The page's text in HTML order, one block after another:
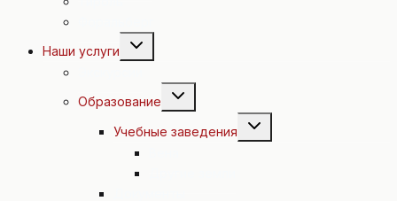
Наши услуги
Переключить
Образование
Переключить
Учебные заведения
Переключить